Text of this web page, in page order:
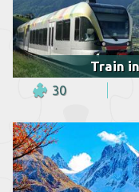
Train
30